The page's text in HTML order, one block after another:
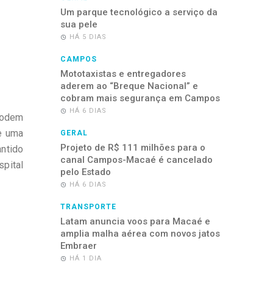
uma
Um parque tecnológico a serviço da
sua pele
HÁ 5 DIAS
CAMPOS
Mototaxistas e entregadores
aderem ao “Breque Nacional” e
cobram mais segurança em Campos
HÁ 6 DIAS
GERAL
Projeto de R$ 111 milhões para o
canal Campos-Macaé é cancelado
pelo Estado
HÁ 6 DIAS
TRANSPORTE
Latam anuncia voos para Macaé e
amplia malha aérea com novos jatos
Embraer
HÁ 1 DIA